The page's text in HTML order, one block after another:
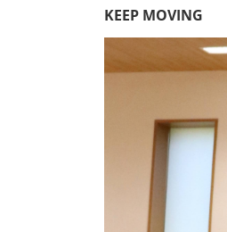
KEEP MOVING